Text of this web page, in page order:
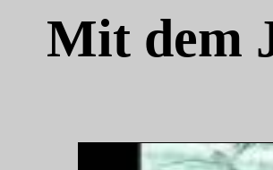
Mit dem